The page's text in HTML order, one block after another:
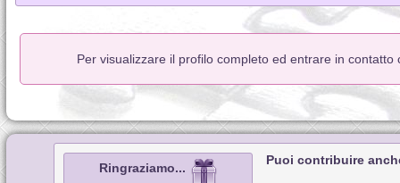
Per visualizzare il profilo completo ed entrare in contatto
Ringraziamo...
Puoi contribuire